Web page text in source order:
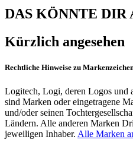
DAS KÖNNTE DIR
Kürzlich angesehen
Rechtliche Hinweise zu
Logitech, Logi, deren Logos und
sind Marken oder eingetragene
und/oder seinen
Ländern. Alle anderen Marken
jeweiligen Inhaber. Alle Marken